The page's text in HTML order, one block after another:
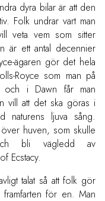
dyra bilar är att den
Folk undrar vart man
veta vem som sitter
är ett antal decennier
ägaren gör det hela
Royce som man på
och i Dawn får man
vill att det ska göras i
naturens ljuva sång.
huven, som skulle
bli vägledd av
Ecstacy.
talat så att folk gör
för en. Man